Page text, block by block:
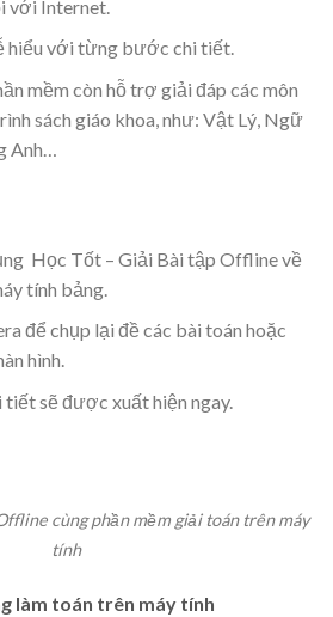
với Internet.
hiểu với từng bước chi tiết.
mềm còn hỗ trợ giải đáp các môn
sách giáo khoa, như: Vật Lý, Ngữ
Anh…
Học Tốt – Giải Bài tập Offline về
tính bảng.
để chụp lại đề các bài toán hoặc
hình.
sẽ được xuất hiện ngay.
cùngphần mềm giải toántrên máy
tính
làm toán trên máy tính